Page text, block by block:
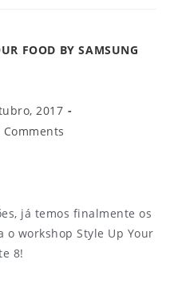
FOOD BY SAMSUNG
2017
Comments
já temos finalmente os
o workshop Style Up Your
8!